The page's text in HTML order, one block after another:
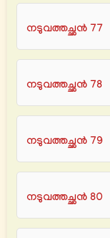
നടുവത്തച്ഛൻ 77
നടുവത്തച്ഛൻ 78
നടുവത്തച്ഛൻ 79
നടുവത്തച്ഛൻ 80